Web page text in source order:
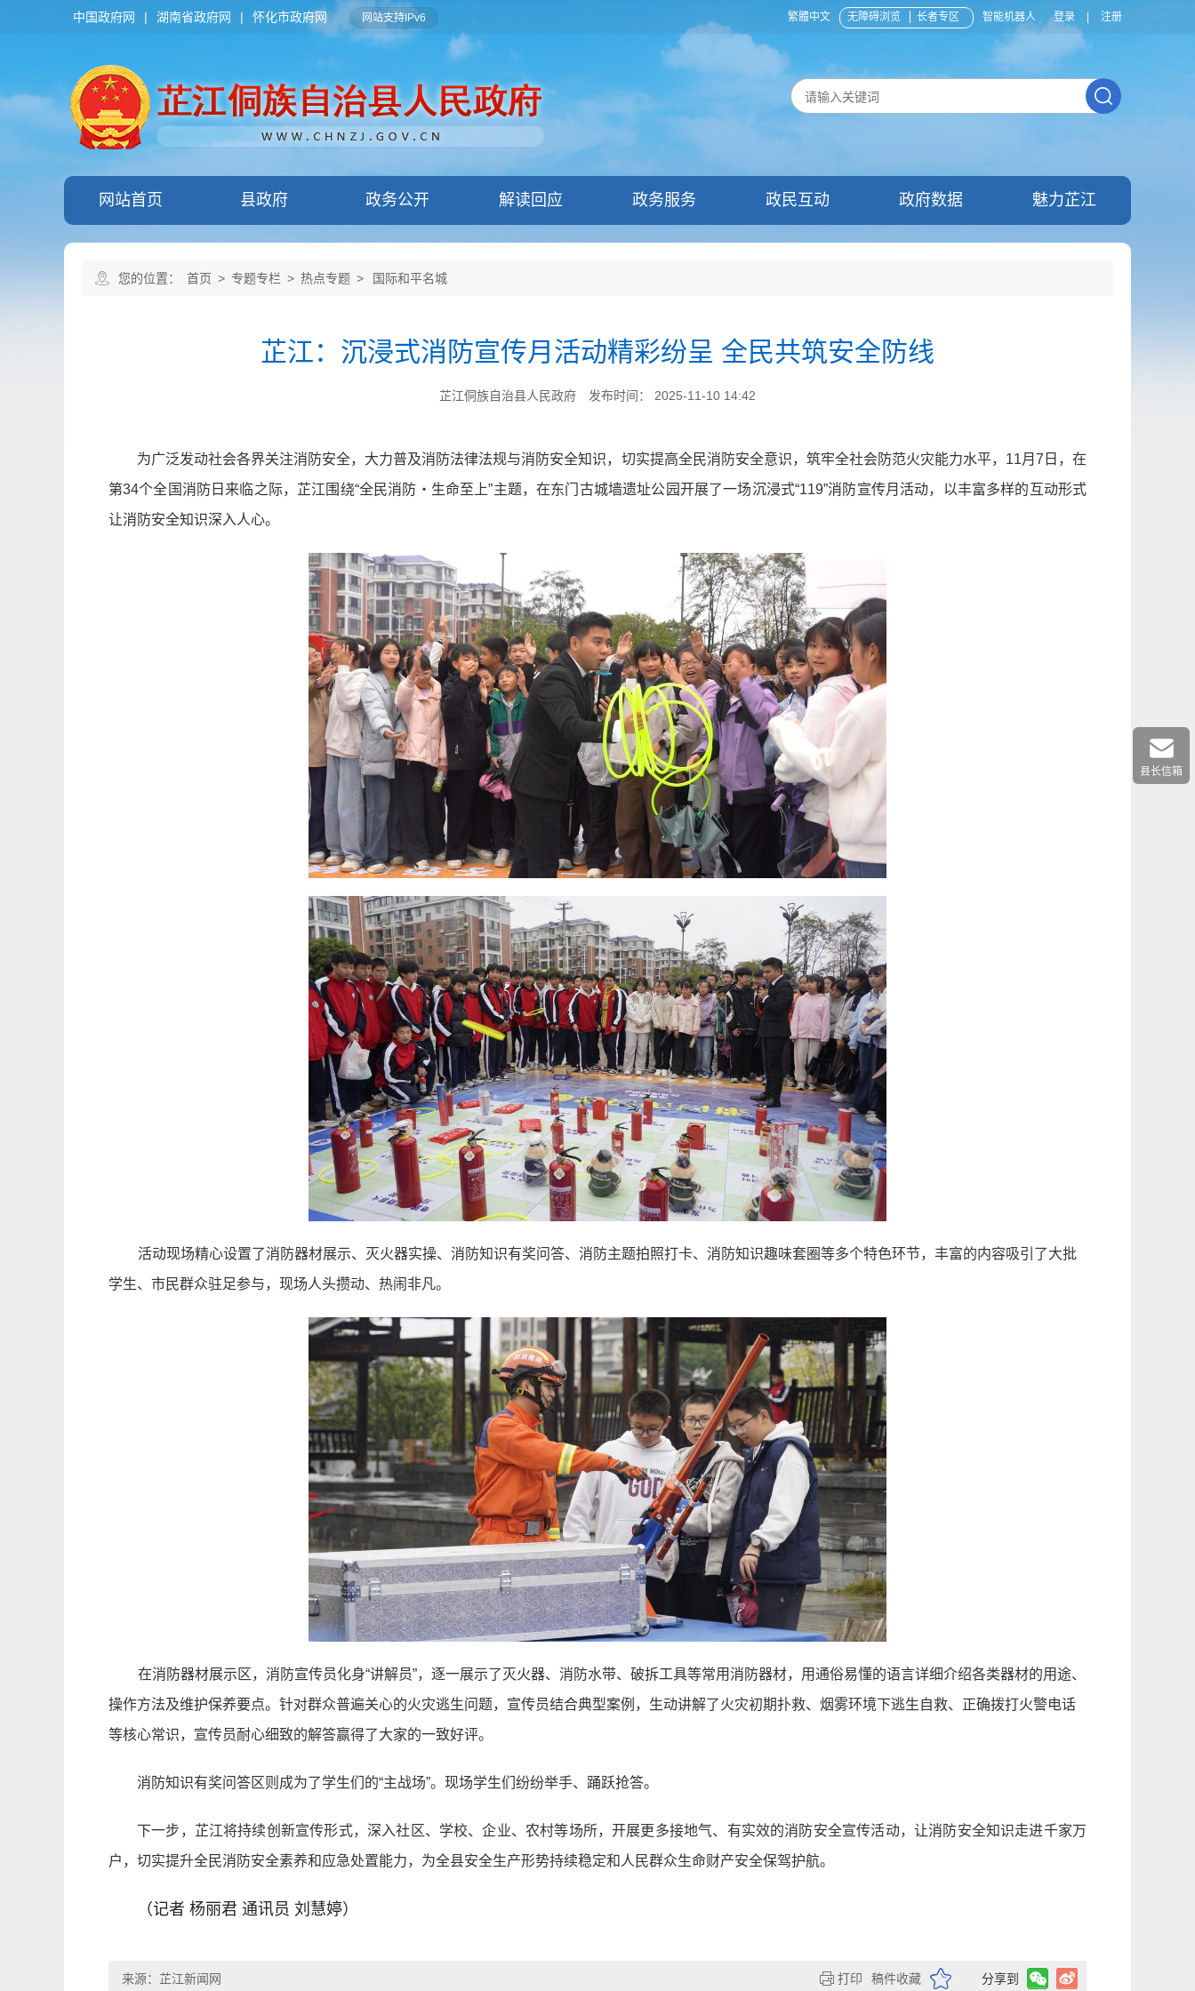
繁體中文 无障碍浏览 长者专区 智能机器人 登录 注册
中国政府网 | 湖南省政府网 | 怀化市政府网 网站支持IPv6
网站首页 县政府 政务公开 解读回应 政务服务 政民互动 政府数据 魅力芷江
您的位置： 首页 > 专题专栏 > 热点专题 > 国际和平名城
芷江：沉浸式消防宣传月活动精彩纷呈 全民共筑安全防线
芷江侗族自治县人民政府 发布时间： 2025-11-10 14:42
为广泛发动社会各界关注消防安全，大力普及消防法律法规与消防安全知识，切实提高全民消防安全意识，筑牢全社会防范火灾能力水平，11月7日，在
第34个全国消防日来临之际，芷江围绕“全民消防・生命至上”主题，在东门古城墙遗址公园开展了一场沉浸式“119”消防宣传月活动，以丰富多样的互动形式
让消防安全知识深入人心。
​ 活动现场精心设置了消防器材展示、灭火器实操、消防知识有奖问答、消防主题拍照打卡、消防知识趣味套圈等多个特色环节，丰富的内容吸引了大批
学生、市民群众驻足参与，现场人头攒动、热闹非凡。
在消防器材展示区，消防宣传员化身“讲解员”，逐一展示了灭火器、消防水带、破拆工具等常用消防器材，用通俗易懂的语言详细介绍各类器材的用途、
操作方法及维护保养要点。针对群众普遍关心的火灾逃生问题，宣传员结合典型案例，生动讲解了火灾初期扑救、烟雾环境下逃生自救、正确拨打火警电话
等核心常识，宣传员耐心细致的解答赢得了大家的一致好评。
消防知识有奖问答区则成为了学生们的“主战场”。现场学生们纷纷举手、踊跃抢答。
下一步，芷江将持续创新宣传形式，深入社区、学校、企业、农村等场所，开展更多接地气、有实效的消防安全宣传活动，让消防安全知识走进千家万
户，切实提升全民消防安全素养和应急处置能力，为全县安全生产形势持续稳定和人民群众生命财产安全保驾护航。
（记者 杨丽君 通讯员 刘慧婷）
稿件收藏 分享到
打印
来源：芷江新闻网
县长信箱